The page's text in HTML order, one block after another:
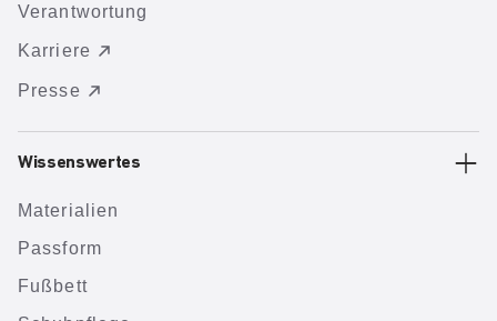
Verantwortung
Karriere
Presse
Wissenswertes
Materialien
Passform
Fußbett